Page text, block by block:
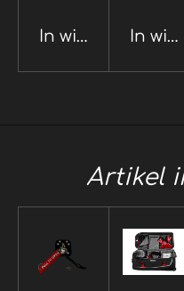
In winkelwagen
In
Artikel